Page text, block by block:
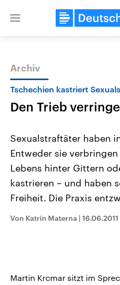
Close
Themen
Landtagswahl Sachsen-Anhalt
2026
Alle Informationen
Sachsen-Anhalt wählt am 6.
Landtag. Seit 2021 wird das
Wahl.
Archiv
Tschechien kastriert
Den Trieb
Sexualstraftäter haben
Entweder sie
Lebens hinter Gittern
kastrieren – und haben
Freiheit. Die Praxis
Von Katrin Materna | 16.06.2011
Martin Krcmar sitzt im